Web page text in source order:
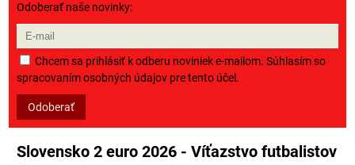
Odoberať naše novinky:
Chcem sa prihlásiť k odberu noviniek e-mailom. Súhlasím so
spracovaním osobných údajov pre tento účel.
Odoberať
Slovensko 2 euro 2026 - Víťazstvo futbalistov